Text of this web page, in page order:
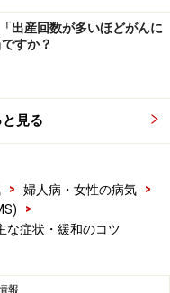
の海藻類にも若干含
、PMSの緩和に役立
の茎・小麦胚芽・玄
トレスだそうです。
出産回数が多いほどがんに
すか？
見る
> 婦人病・女性の病気
>
>
な症状・緩和のコツ
報